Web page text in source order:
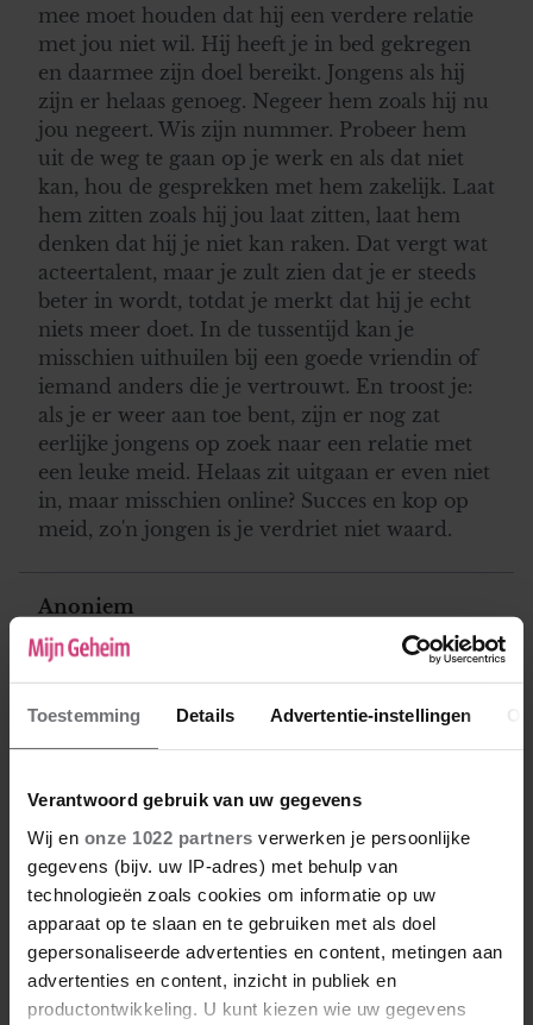
Toestemming Details Advertentie-instellingen
Verantwoord gebruik van uw gegevens
Wij en onze 1022 partners verwerken je persoonlijke
gegevens (bijv. uw IP-adres) met behulp van
technologieën zoals cookies om informatie op uw
apparaat op te slaan en te gebruiken met als doel
gepersonaliseerde advertenties en content, metingen aan
advertenties en content, inzicht in publiek en
productontwikkeling. U kunt kiezen wie uw gegevens
mee moet houden dat hij een verdere relatie
met jou niet wil. Hij heeft je in bed gekregen
en daarmee zijn doel bereikt. Jongens als hij
zijn er helaas genoeg. Negeer hem zoals hij nu
jou negeert. Wis zijn nummer. Probeer hem
uit de weg te gaan op je werk en als dat niet
kan, hou de gesprekken met hem zakelijk. Laat
hem zitten zoals hij jou laat zitten, laat hem
denken dat hij je niet kan raken. Dat vergt wat
acteertalent, maar je zult zien dat je er steeds
beter in wordt, totdat je merkt dat hij je echt
niets meer doet. In de tussentijd kan je
misschien uithuilen bij een goede vriendin of
iemand anders die je vertrouwt. En troost je:
als je er weer aan toe bent, zijn er nog zat
eerlijke jongens op zoek naar een relatie met
een leuke meid. Helaas zit uitgaan er even niet
in, maar misschien online? Succes en kop op
meid, zo'n jongen is je verdriet niet waard.
Anoniem
22-01-2021 13:56
Wat zegt hij als je hem vraagt wat er aan de
hand is? Ik zou het niet weten, hij wel.
Naamdragend
22-01-2021 22:40
Wat doe je voor werk?
Alex
23-05-2022 09:44
met mij gay zin in